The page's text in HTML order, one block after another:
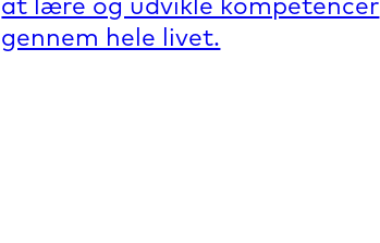
at lære og udvikle kompetencer
gennem hele livet.